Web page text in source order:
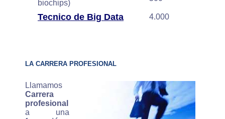
biochips)
Tecnico de Big Data 4.000
LA CARRERA PROFESIONAL
Llamamos
Carrera
profesional
a una